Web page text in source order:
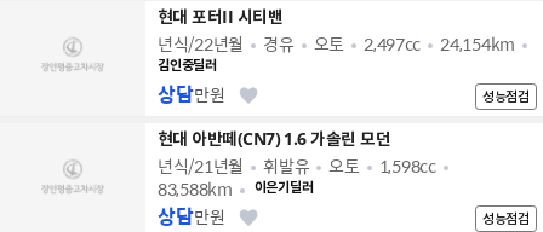
현대 포터II 시티밴
년식/22년월 경유 오토 2,497cc 24,154km
김인중딜러
성능점검
상담만원
현대 아반떼(CN7) 1.6 가솔린 모던
년식/21년월 휘발유 오토
1,598cc
83,588km
이은기딜러
성능점검
상담만원